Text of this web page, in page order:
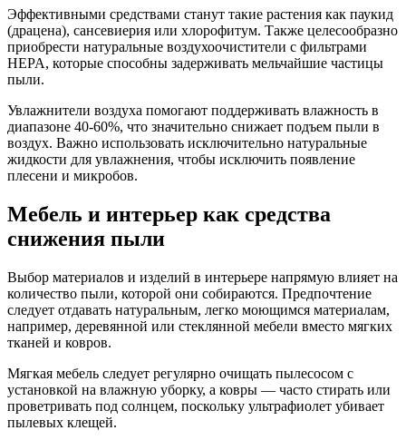
Эффективными средствами станут такие растения как паукид
(драцена), сансевиерия или хлорофитум. Также целесообразно
приобрести натуральные воздухоочистители с фильтрами
HEPA, которые способны задерживать мельчайшие частицы
пыли.
Увлажнители воздуха помогают поддерживать влажность в
диапазоне 40-60%, что значительно снижает подъем пыли в
воздух. Важно использовать исключительно натуральные
жидкости для увлажнения, чтобы исключить появление
плесени и микробов.
Мебель и интерьер как средства
снижения пыли
Выбор материалов и изделий в интерьере напрямую влияет на
количество пыли, которой они собираются. Предпочтение
следует отдавать натуральным, легко моющимся материалам,
например, деревянной или стеклянной мебели вместо мягких
тканей и ковров.
Мягкая мебель следует регулярно очищать пылесосом с
установкой на влажную уборку, а ковры — часто стирать или
проветривать под солнцем, поскольку ультрафиолет убивает
пылевых клещей.